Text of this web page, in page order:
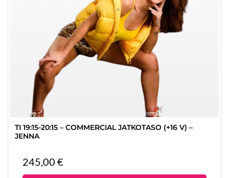
TI 19:15-20:15 – COMMERCIAL JATKOTASO (+16 V) –
JENNA
245,00 €